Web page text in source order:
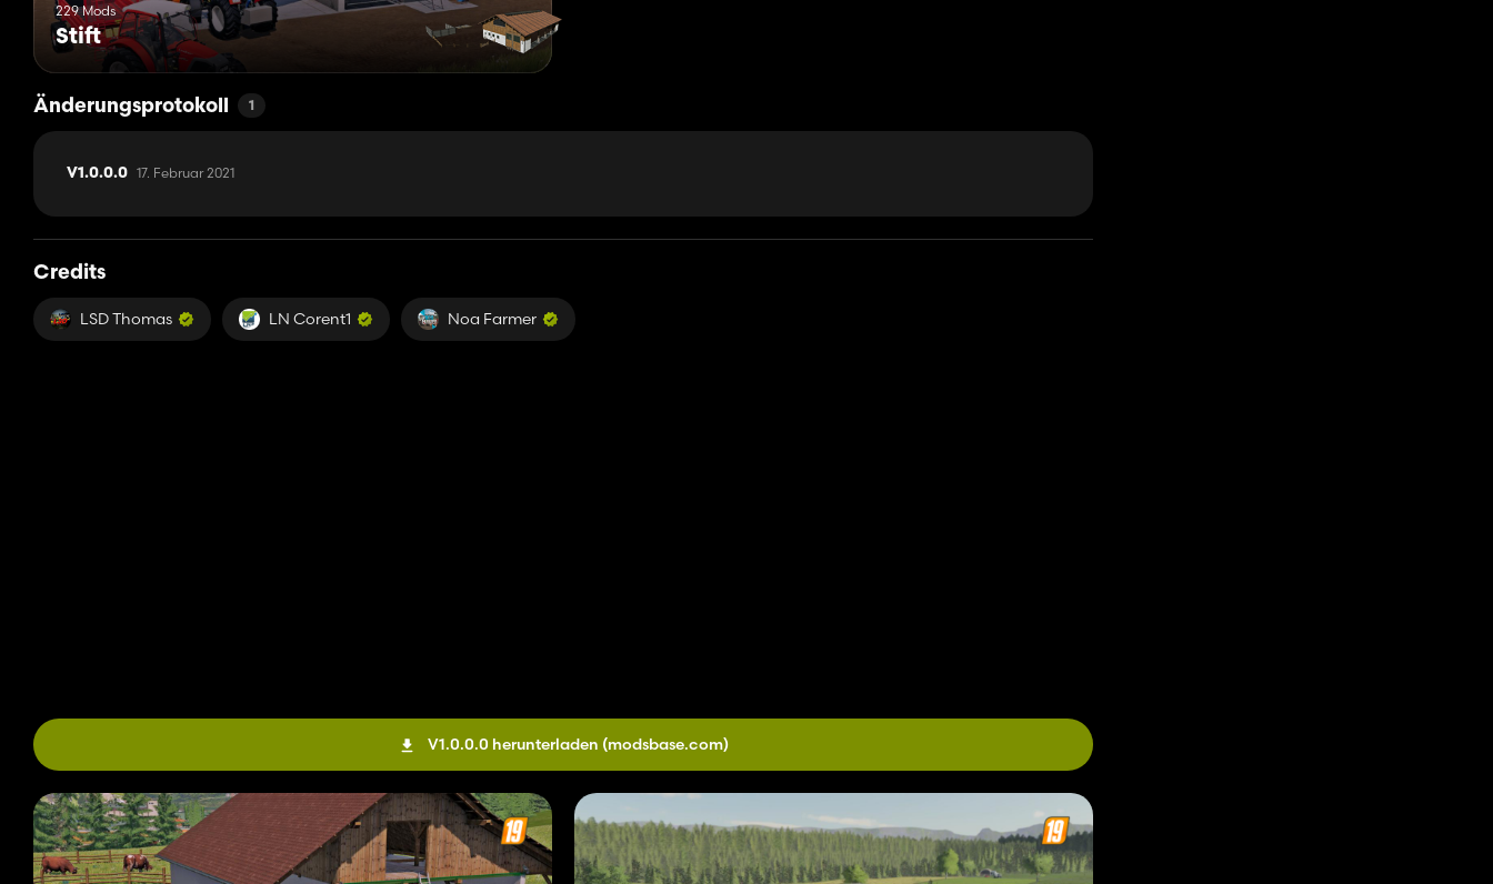
229 Mods
Stift
Änderungsprotokoll 1
V1.0.0.0 17. Februar 2021
Credits
LSD Thomas LN Corent1 Noa Farmer
V1.0.0.0 herunterladen (modsbase.com)